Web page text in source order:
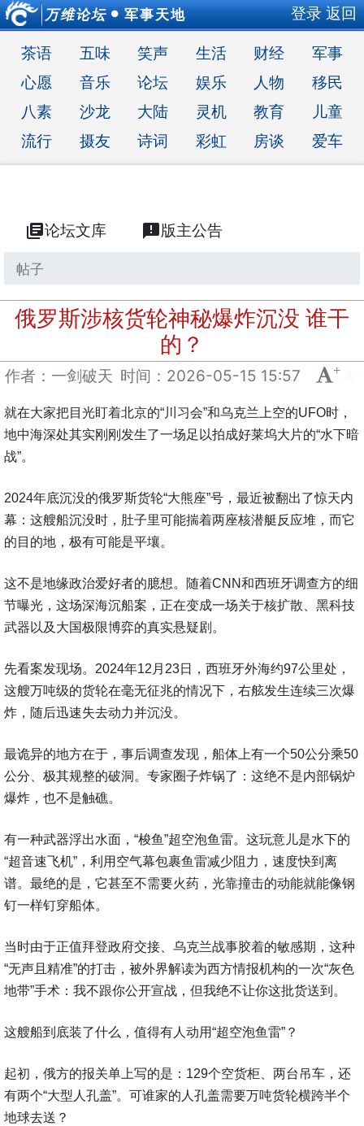
万维论坛 ● 军事天地 登录 返回
茶语 五味 笑声 生活 财经
军事
心愿
音乐 论坛 娱乐 人物
移民
八素
沙龙 大陆 灵机 教育
儿童
流行
摄友 诗词 彩虹 房谈 爱车
library_books论坛文库 announcement版主公告
帖子
俄罗斯涉核货轮神秘爆炸沉没 谁干
的？
作者：一剑破天 时间： 2026-05-15 15:57 +
就在大家把目光盯着北京的“川习会”和乌克兰上空的UFO时，
地中海深处其实刚刚发生了一场足以拍成好莱坞大片的“水下暗
战”。
2024年底沉没的俄罗斯货轮“大熊座”号，最近被翻出了惊天内
幕：这艘船沉没时，肚子里可能揣着两座核潜艇反应堆，而它
的目的地，极有可能是平壤。
这不是地缘政治爱好者的臆想。随着CNN和西班牙调查方的细
节曝光，这场深海沉船案，正在变成一场关于核扩散、黑科技
武器以及大国极限博弈的真实悬疑剧。
先看案发现场。2024年12月23日，西班牙外海约97公里处，
这艘万吨级的货轮在毫无征兆的情况下，右舷发生连续三次爆
炸，随后迅速失去动力并沉没。
最诡异的地方在于，事后调查发现，船体上有一个50公分乘50
公分、极其规整的破洞。专家圈子炸锅了：这绝不是内部锅炉
爆炸，也不是触礁。
有一种武器浮出水面，“梭鱼”超空泡鱼雷。这玩意儿是水下的
“超音速飞机”，利用空气幕包裹鱼雷减少阻力，速度快到离
谱。最绝的是，它甚至不需要火药，光靠撞击的动能就能像钢
钉一样钉穿船体。
当时由于正值拜登政府交接、乌克兰战事胶着的敏感期，这种
“无声且精准”的打击，被外界解读为西方情报机构的一次“灰色
地带”手术：我不跟你公开宣战，但我绝不让你这批货送到。
这艘船到底装了什么，值得有人动用“超空泡鱼雷”？
起初，俄方的报关单上写的是：129个空货柜、两台吊车，还
有两个“大型人孔盖”。可谁家的人孔盖需要万吨货轮横跨半个
地球去送？